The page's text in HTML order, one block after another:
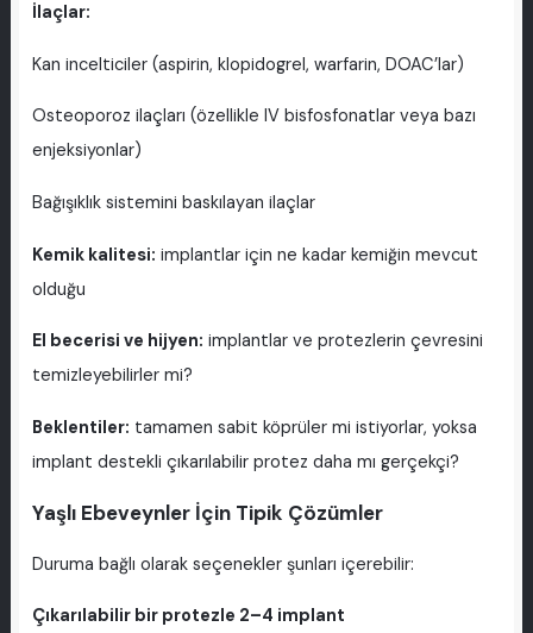
İlaçlar:
Kan incelticiler (aspirin, klopidogrel, warfarin, DOAC’lar)
Osteoporoz ilaçları (özellikle IV bisfosfonatlar veya bazı
enjeksiyonlar)
Bağışıklık sistemini baskılayan ilaçlar
Kemik kalitesi: implantlar için ne kadar kemiğin mevcut
olduğu
El becerisi ve hijyen: implantlar ve protezlerin çevresini
temizleyebilirler mi?
Beklentiler: tamamen sabit köprüler mi istiyorlar, yoksa
implant destekli çıkarılabilir protez daha mı gerçekçi?
Yaşlı Ebeveynler İçin Tipik Çözümler
Duruma bağlı olarak seçenekler şunları içerebilir:
Çıkarılabilir bir protezle 2–4 implant